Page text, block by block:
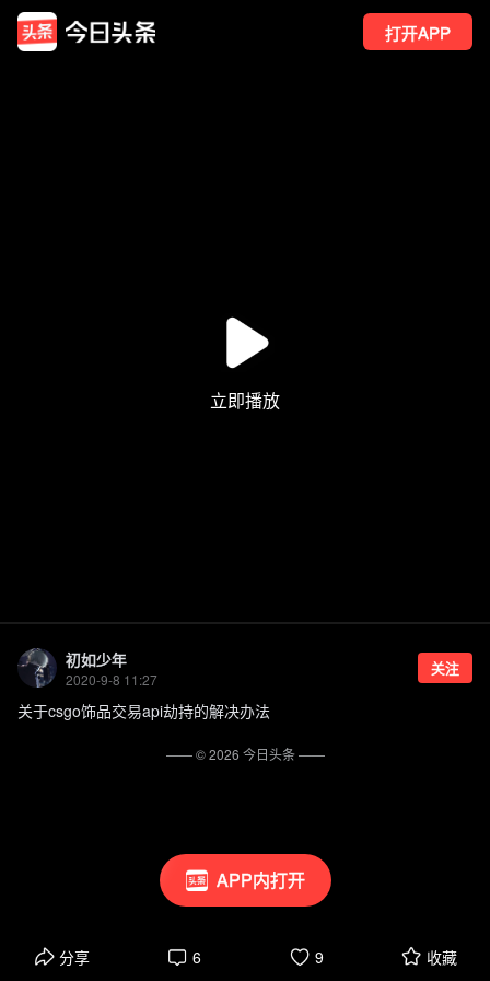
打开APP
APP内打开
初如少年
2020-9-8 11:27
关注
关于csgo饰品交易api劫持的解决办法
分享 6 9 收藏
—— ©2026 今日头条——